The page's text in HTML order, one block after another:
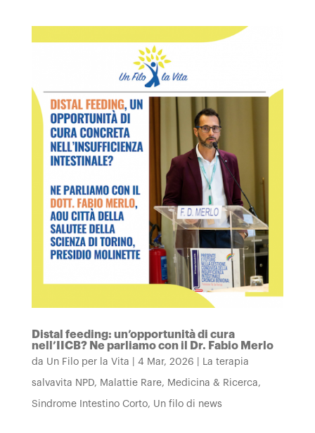
Distal feeding: un’opportunità di cura
nell’IICB? Ne parliamo con il Dr. Fabio Merlo
da Un Filo per la Vita 4 Mar, 2026 La terapia
salvavita NPD, Malattie Rare, Medicina & Ricerca,
Sindrome Intestino Corto, Un filo di news